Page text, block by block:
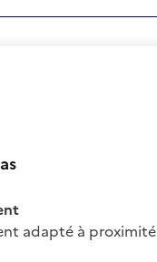
adapté à proximité